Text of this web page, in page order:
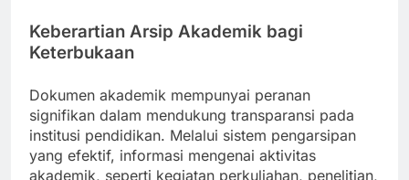
Keberartian Arsip Akademik bagi
Keterbukaan
Dokumen akademik mempunyai peranan
signifikan dalam mendukung transparansi pada
institusi pendidikan. Melalui sistem pengarsipan
yang efektif, informasi mengenai aktivitas
akademik, seperti kegiatan perkuliahan, penelitian,